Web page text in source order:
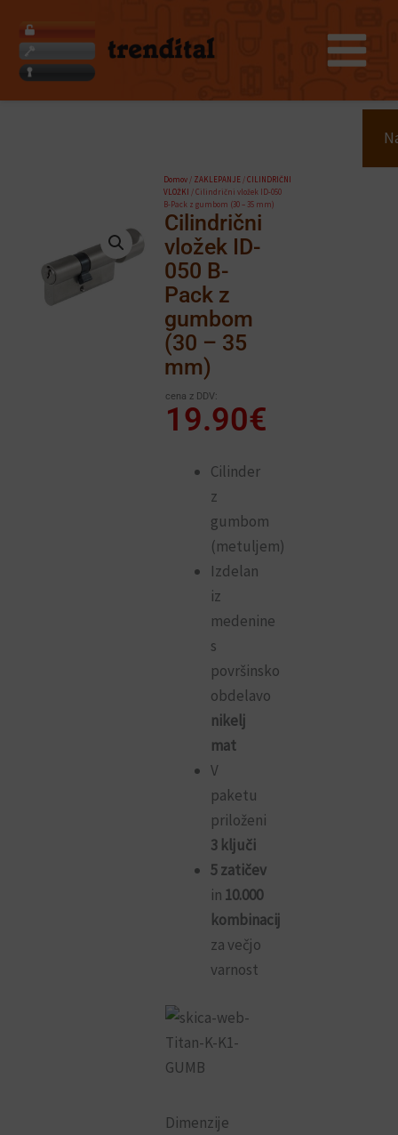
content
Cilindrični
vložek ID-
050 B-
Pack z
gumbom
(30 – 35
mm)
Domov/ ZAKLEPANJE/CILINDRIČNI
VLOŽKI / Cilindrični vložek ID-050
B-Pack z gumbom (30 – 35 mm)
cena z DDV:
19.90€
Cilinder
z
gumbom
(metuljem)
Izdelan
iz
medenine
s
površinsko
obdelavo
nikelj
mat
V
paketu
priloženi
3 ključi
5 zatičev
in 10.000
kombinacij
za večjo
varnost
Dimenzije